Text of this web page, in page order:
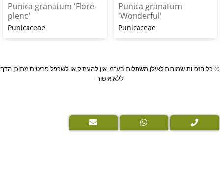
Punica granatum
'Wonderful'
Punicaceae
Punica granatum 'Flore-
לאילן משתלות בע"מ. אין להעתיק או לשכפל פריטים מתוכן הדףPushUp